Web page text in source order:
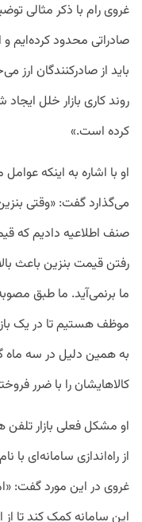
غروی رام با ذکر مثالی
صادراتی محدود کرده‌ایم و
باید از صادرکنندگان ارز
روند کاری بازار خلل
کرده است.»
او با اشاره به اینکه
می‌گذارد گفت: «وقتی
صنف اطلاعیه دادیم که
رفتن قیمت بنزین باعث
ما برنمی‌آید. ما طبق
موظف هستیم تا در یک
به همین دلیل در سه ماه
کالاهایشان را با ضرر
او مشکل فعلی بازار تلفن
از راه‌اندازی سامانه‌ای
غروی در این مورد گفت:
این سامانه کمک کند تا